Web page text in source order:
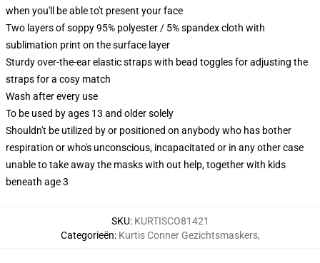
when you'll be able to't present your face
Two layers of soppy 95% polyester / 5% spandex cloth with
sublimation print on the surface layer
Sturdy over-the-ear elastic straps with bead toggles for adjusting the
straps for a cosy match
Wash after every use
To be used by ages 13 and older solely
Shouldn't be utilized by or positioned on anybody who has bother
respiration or who's unconscious, incapacitated or in any other case
unable to take away the masks with out help, together with kids
beneath age 3
SKU: KURTISCO81421
Categorieën: Kurtis Conner Gezichtsmaskers,